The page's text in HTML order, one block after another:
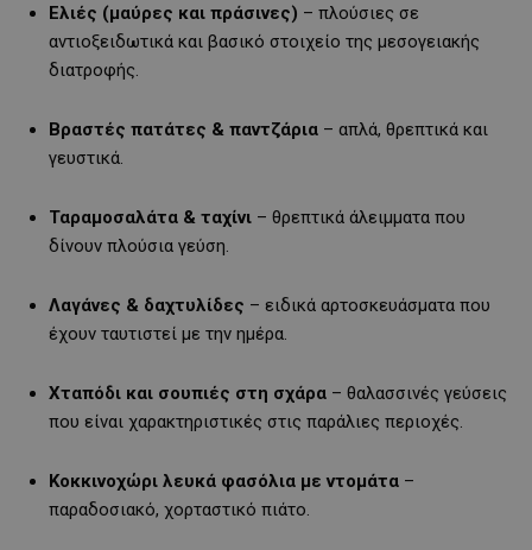
Ελιές (μαύρες και πράσινες) – πλούσιες σε
αντιοξειδωτικά και βασικό στοιχείο της μεσογειακής
διατροφής.
Βραστές πατάτες & παντζάρια – απλά, θρεπτικά και
γευστικά.
Ταραμοσαλάτα & ταχίνι – θρεπτικά άλειμματα που
δίνουν πλούσια γεύση.
Λαγάνες & δαχτυλίδες – ειδικά αρτοσκευάσματα που
έχουν ταυτιστεί με την ημέρα.
Χταπόδι και σουπιές στη σχάρα – θαλασσινές γεύσεις
που είναι χαρακτηριστικές στις παράλιες περιοχές.
Κοκκινοχώρι λευκά φασόλια με ντομάτα –
παραδοσιακό, χορταστικό πιάτο.